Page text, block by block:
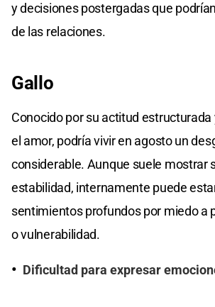
y decisiones postergadas que
de las relaciones.
Gallo
Conocido por su actitud
el amor, podría vivir en agosto un
considerable. Aunque suele mostrar
estabilidad, internamente puede
sentimientos profundos por miedo a
o vulnerabilidad.
Dificultad para expresar